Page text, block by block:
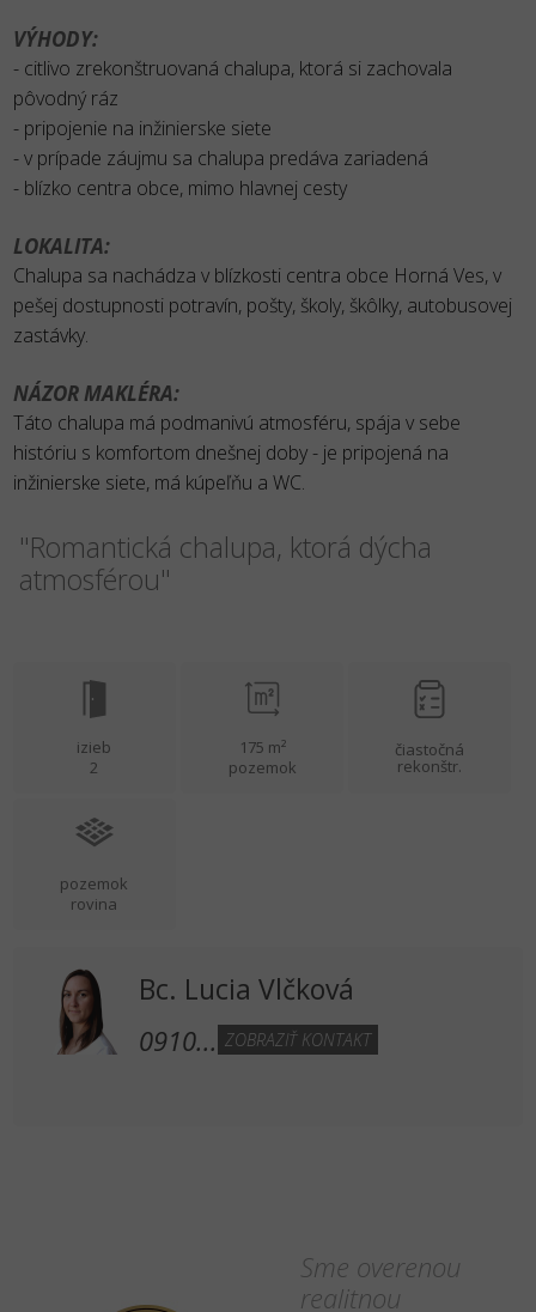
VÝHODY:
- citlivo zrekonštruovaná chalupa, ktorá si zachovala
pôvodný ráz
- pripojenie na inžinierske siete
- v prípade záujmu sa chalupa predáva zariadená
- blízko centra obce, mimo hlavnej cesty
LOKALITA:
Chalupa sa nachádza v blízkosti centra obce Horná Ves, v
pešej dostupnosti potravín, pošty, školy, škôlky, autobusovej
zastávky.
NÁZOR MAKLÉRA:
Táto chalupa má podmanivú atmosféru, spája v sebe
históriu s komfortom dnešnej doby - je pripojená na
inžinierske siete, má kúpeľňu a WC.
"Romantická chalupa, ktorá dýcha
atmosférou"
izieb
2
175 m²
pozemok
čiastočná
rekonštr.
pozemok
rovina
Bc. Lucia Vlčková
0910... ZOBRAZIŤ KONTAKT
Sme overenou
realitnou